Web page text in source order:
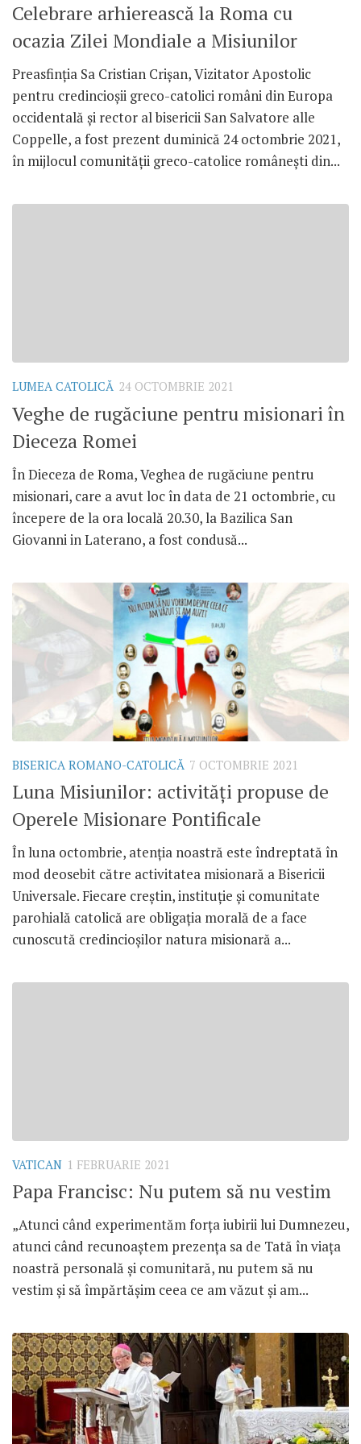
Celebrare arhierească la Roma cu
ocazia Zilei Mondiale a Misiunilor
Preasfinția Sa Cristian Crișan, Vizitator Apostolic
pentru credincioșii greco-catolici români din Europa
occidentală și rector al bisericii San Salvatore alle
Coppelle, a fost prezent duminică 24 octombrie 2021,
în mijlocul comunității greco-catolice românești din...
LUMEA CATOLICĂ 24 OCTOMBRIE 2021
Veghe de rugăciune pentru misionari în
Dieceza Romei
În Dieceza de Roma, Veghea de rugăciune pentru
misionari, care a avut loc în data de 21 octombrie, cu
începere de la ora locală 20.30, la Bazilica San
Giovanni in Laterano, a fost condusă...
BISERICA ROMANO-CATOLICĂ 7 OCTOMBRIE 2021
Luna Misiunilor: activități propuse de
Operele Misionare Pontificale
În luna octombrie, atenția noastră este îndreptată în
mod deosebit către activitatea misionară a Bisericii
Universale. Fiecare creștin, instituție și comunitate
parohială catolică are obligația morală de a face
cunoscută credincioșilor natura misionară a...
VATICAN 1 FEBRUARIE 2021
Papa Francisc: Nu putem să nu vestim
„Atunci când experimentăm forța iubirii lui Dumnezeu,
atunci când recunoaștem prezența sa de Tată în viața
noastră personală și comunitară, nu putem să nu
vestim și să împărtășim ceea ce am văzut și am...